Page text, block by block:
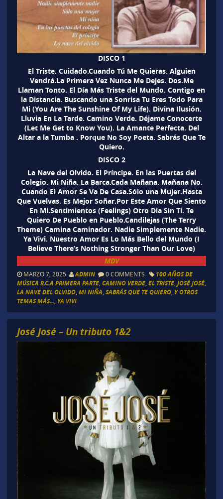
DISCO 1
El Triste. Cuidado.Cuando Tú Me Quieras. Alguien
Vendrá.La Primera Vez Nunca Me Dejes. Dos.Me
Llaman Tonto. El Día Más Triste del Mundo. Contigo en
la Distancia. Buscando una Sonrisa Tu Eres Todo Para
Mi (You Are The Sunshine Of My Life). Divina Ilusión.
Lluvia En La Tarde. Camino Verde. Déjame Conocerte
(Let Me Get to Know You). La Amante Perfecta. Del
Altar a la Tumba . Porque No Soy Poeta. Sabrás Que Te
Quiero.
DISCO 2
La Nave del Olvido. El Príncipe. En las Puertas del
Colegio. Mi Niña. La Barca.Cada Mañana. Mañana No.
Cuando El Amor Se Va De Casa.Sólo una Mujer.Hasta
Que Vuelvas. Es Mejor Soñar.Por Este Amor Que Siento
En Mi.Sentimientos (Feelings) Otro Dia Sin Ti. Te
Quiero De Pueblo en Pueblo.Candilejas (The Terry
Theme) Camina Caminador. Nadie Simplemente Nadie.
Ya Vivi. Nuestro Amor Es Lo Más Bello del Mundo (I
Believe There’s Nothing Stronger Than Our Love)
MDV
MARZO 7, 2025 ADMIN 0 COMMENTS
100 AÑOS DE
MÚSICA R.C.A PRIMERA PARTE, CAMINO VERDE, EL TRISTE, JOSÉ JOSÉ,
LA NAVE DEL OLVIDO, MI NIÑA, SABRÁS QUE TE QUIERO, Y OTROS
TEMAS MÁS..., YA VIVI
José José – Un tributo 1&2